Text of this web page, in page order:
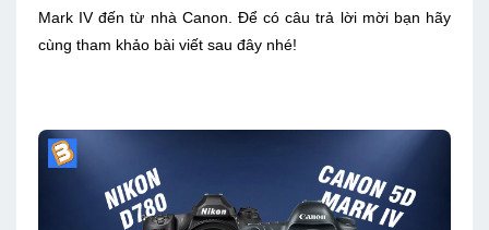
Mark IV đến từ nhà Canon. Để có câu trả lời mời bạn hãy
cùng tham khảo bài viết sau đây nhé!